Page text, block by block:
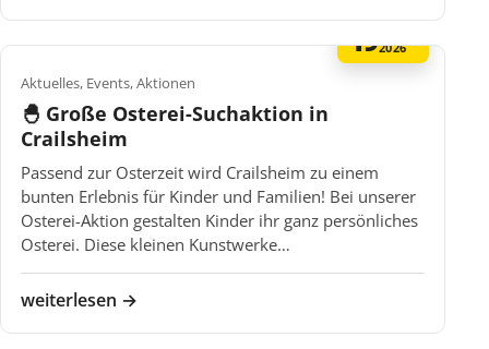
192026
Aktuelles, Events, Aktionen
🐣 Große Osterei-Suchaktion in
Crailsheim
Passend zur Osterzeit wird Crailsheim zu einem
bunten Erlebnis für Kinder und Familien! Bei unserer
Osterei-Aktion gestalten Kinder ihr ganz persönliches
Osterei. Diese kleinen Kunstwerke…
weiterlesen →